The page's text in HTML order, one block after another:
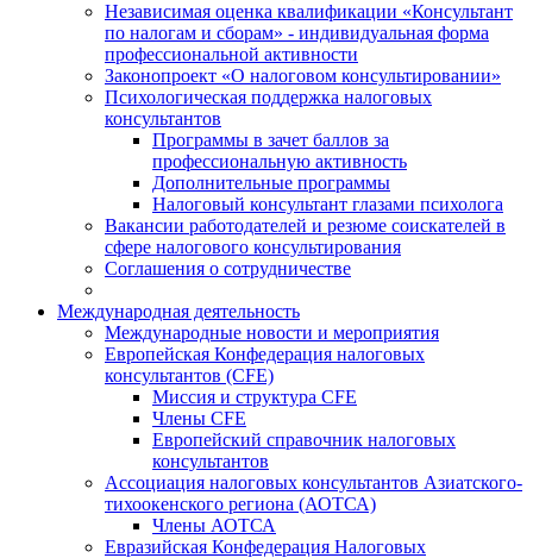
Независимая оценка квалификации «Консультант
по налогам и сборам» - индивидуальная форма
профессиональной активности
Законопроект «О налоговом консультировании»
Психологическая поддержка налоговых
консультантов
Программы в зачет баллов за
профессиональную активность
Дополнительные программы
Налоговый консультант глазами психолога
Вакансии работодателей и резюме соискателей в
сфере налогового консультирования
Соглашения о сотрудничестве
Международная деятельность
Международные новости и мероприятия
Европейская Конфедерация налоговых
консультантов (CFE)
Миссия и структура CFE
Члены CFE
Европейский справочник налоговых
консультантов
Ассоциация налоговых консультантов Азиатского-
тихоокенского региона (АОТСА)
Члены АОТСА
Евразийская Конфедерация Налоговых